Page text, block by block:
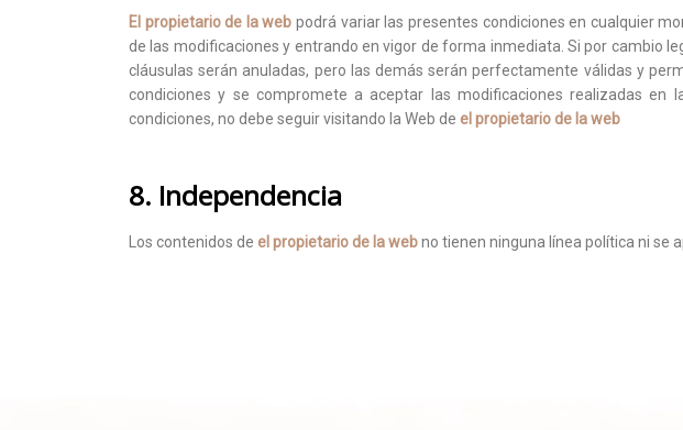
El propietario de la web podrá variar las presentes condiciones en cualquier
de las modificaciones y entrando en vigor de forma inmediata. Si por cambio
cláusulas serán anuladas, pero las demás serán perfectamente válidas y
condiciones y se compromete a aceptar las modificaciones realizadas
condiciones, no debe seguir visitando la Web de el propietario de la web
8. Independencia
Los contenidos de el propietario de la webno tienen ninguna línea política ni se